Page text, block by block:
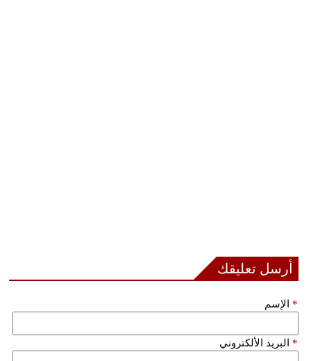
أرسل تعليقك
الإسم *
البريد الألكتروني *